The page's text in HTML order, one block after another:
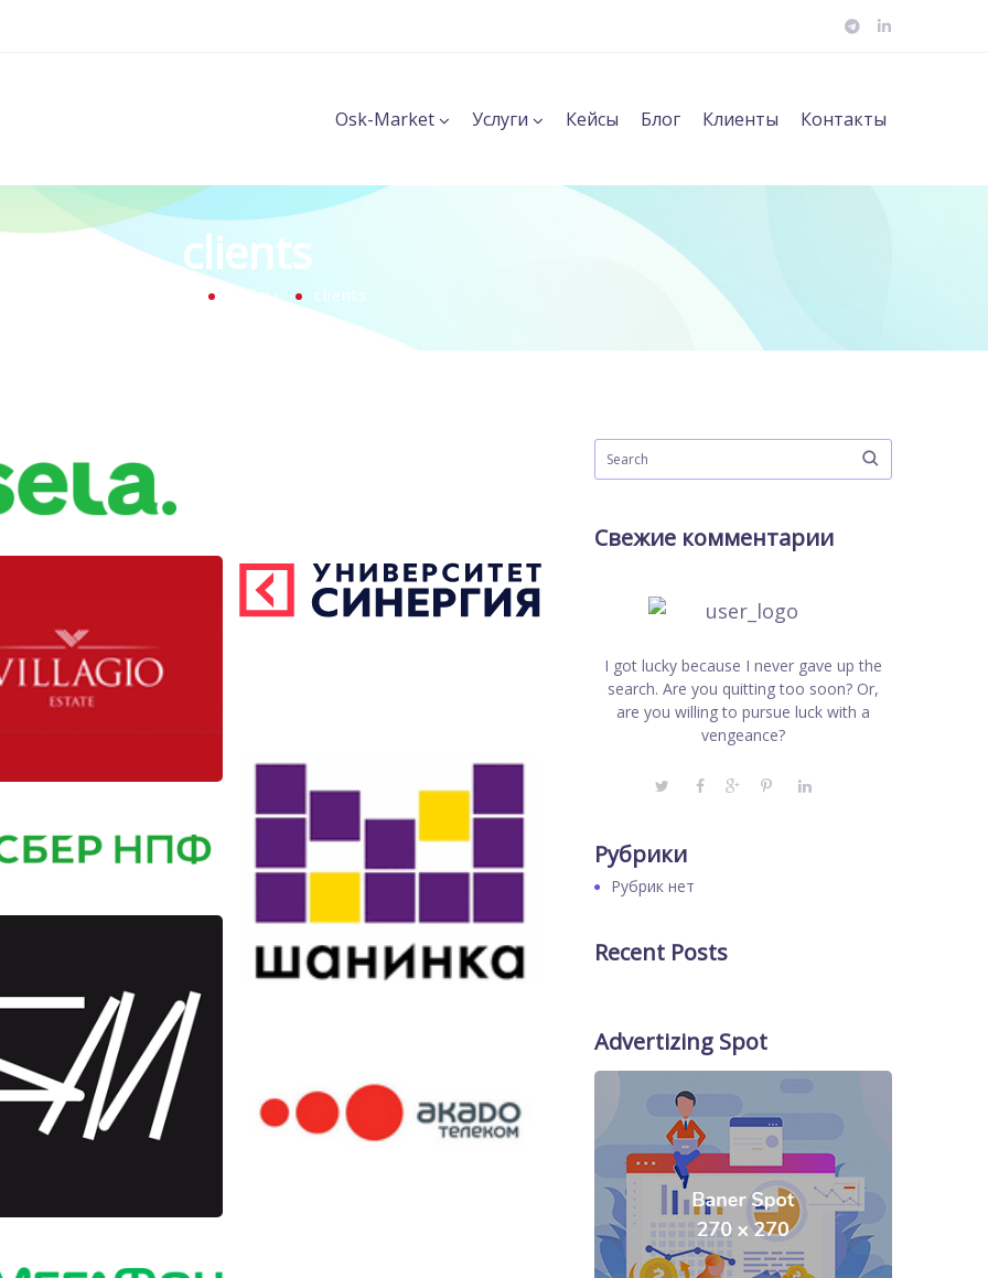
Osk-Market Услуги Кейсы Блог Клиенты Контакты
clients
Кейсы clients
Свежие комментарии
I got lucky because I never gave up the
search. Are you quitting too soon? Or,
are you willing to pursue luck with a
vengeance?
Рубрики
Рубрик нет
Recent Posts
Advertizing Spot